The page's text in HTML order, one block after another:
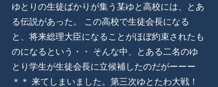
ゆとりの生徒ばかりが集う某ゆと高校には、とあ
る伝説があった。 この高校で生徒会長になる
と、将来総理大臣になることがほぼ約束されたも
のになるという・・ そんな中、とある二名のゆ
とり学生が生徒会長に立候補したのだがーーー
＊＊ 来てしまいました。第三次ゆとたわ大戦！